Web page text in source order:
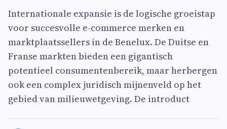
Internationale expansie is de logische groeistap
voor succesvolle e-commerce merken en
marktplaatssellers in de Benelux. De Duitse en
Franse markten bieden een gigantisch
potentieel consumentenbereik, maar herbergen
ook een complex juridisch mijnenveld op het
gebied van milieuwetgeving. De introduct